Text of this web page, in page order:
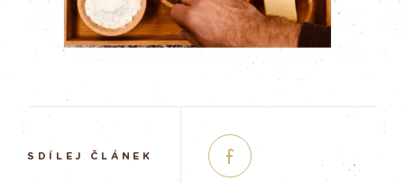
SDÍLEJ ČLÁNEK